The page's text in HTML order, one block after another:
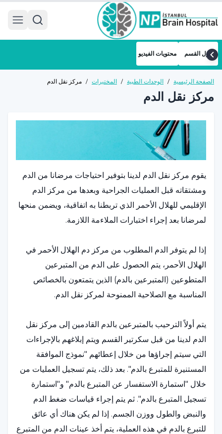
حول القسم محتويات الفيديو
الصفحة الرئيسية / الوحدات الطبية / المختبرات / مركز نقل الدم
مركز نقل الدم
يقوم مركز نقل الدم لدينا بتوفير احتياجات مرضانا من الدم
ومشتقاته قبل العمليات الجراحية وبعدها من مركز الدم
الإقليمي للهلال الأحمر الذي تربطنا به اتفاقية، ويضمن منحها
لمرضانا بعد إجراء اختبارات الملاءمة اللازمة.
إذا لم يتوفر الدم المطلوب من مركز دم الهلال الأحمر في
الهلال الأحمر، يتم الحصول على الدم من المتبرعين
المتطوعين (المتبرعين بالدم) الذين يتمتعون بالخصائص
المناسبة مع الصلاحية الممنوحة لمركز نقل الدم.
يتم أولاً الترحيب بالمتبرعين بالدم القادمين إلى مركز نقل
الدم لدينا من قبل سكرتير القسم ويتم إبلاغهم بالإجراءات
التي سيتم إجراؤها من خلال إعطائهم "نموذج الموافقة
المستنيرة للمتبرع بالدم". بعد ذلك، يتم تسجيل العمليات من
خلال "استمارة الاستفسار عن المتبرع بالدم" و"استمارة
تسجيل المتبرع بالدم". ثم يتم إجراء قياسات ضغط الدم
والنبض والطول ووزن الجسم. إذا لم يكن هناك أي عائق
للتبرع بالدم في هذه العملية، يتم أخذ عينات الدم من المتبرع